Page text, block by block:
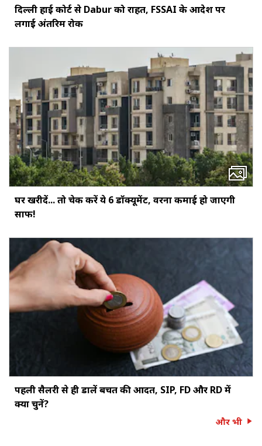
दिल्ली हाई कोर्ट से Dabur को राहत, FSSAI के आदेश पर
लगाई अंतरिम रोक
घर खरीदें... तो चेक करें ये 6 डॉक्‍यूमेंट, वरना कमाई हो जाएगी
साफ!
पहली सैलरी से ही डालें बचत की आदत, SIP, FD और RD में
क्या चुनें?
और भी